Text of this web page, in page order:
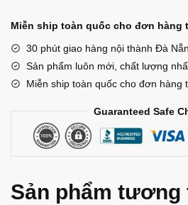
(đặc
số
lượng
Miễn ship toàn quốc cho đơn hàng
30 phút giao hàng nội thành Đà
Sản phẩm luôn mới, chất lượng
Miễn ship toàn quốc cho đơn hàng
Guaranteed Safe
Sản phẩm tương